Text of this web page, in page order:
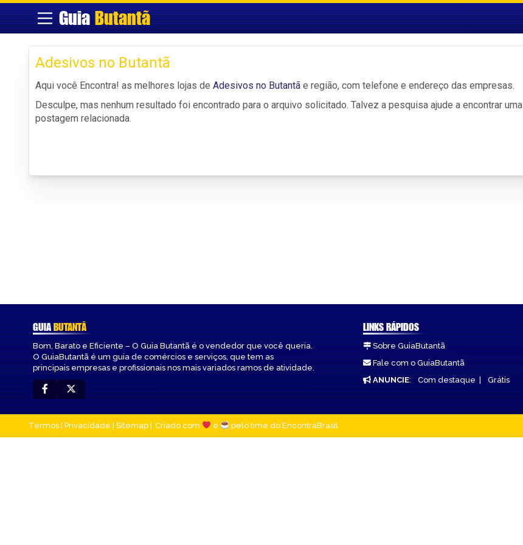
GuiaButantã
Adesivos no Butantã
Aqui você Encontra! as melhores lojas de Adesivos no Butantã e região, com telefone e endereço das empresas.
Desculpe, mas nenhum resultado foi encontrado para o arquivo solicitado. Talvez a pesquisa ajude a encontrar uma
postagem relacionada.
GUIABUTANTÃ
Bom, Barato e Eficiente – O Guia Butantã é o vendedor que você queria.
O GuiaButantã é um guia de comércios e serviços, que tem as
principais empresas e profissionais nos mais variados ramos de atividade.
LINKS RÁPIDOS
Sobre GuiaButantã
Fale com o GuiaButantã
ANUNCIE: Com destaque| Grátis
Termos | Privacidade | Sitemap Criado com e pelo time do EncontraBrasil